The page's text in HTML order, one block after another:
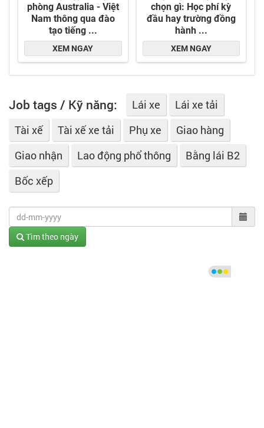
Job tags / Kỹ năng: Lái xe
Lái xe tải
Tài xế
Tài xế xe tải Phụ xe
Giao hàng
Giao nhận
Lao động phổ thông
Bằng lái B2
Bốc xếp
Tìm theo ngày